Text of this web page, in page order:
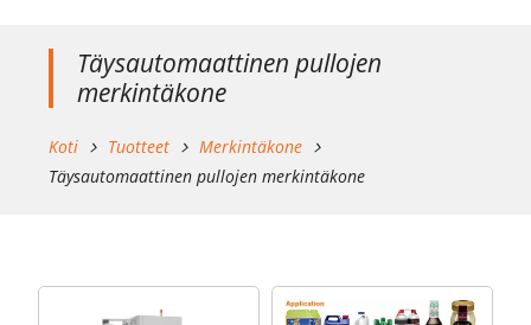
Täysautomaattinen pullojen
merkintäkone
Koti Tuotteet
Merkintäkone
Täysautomaattinen pullojen merkintäkone